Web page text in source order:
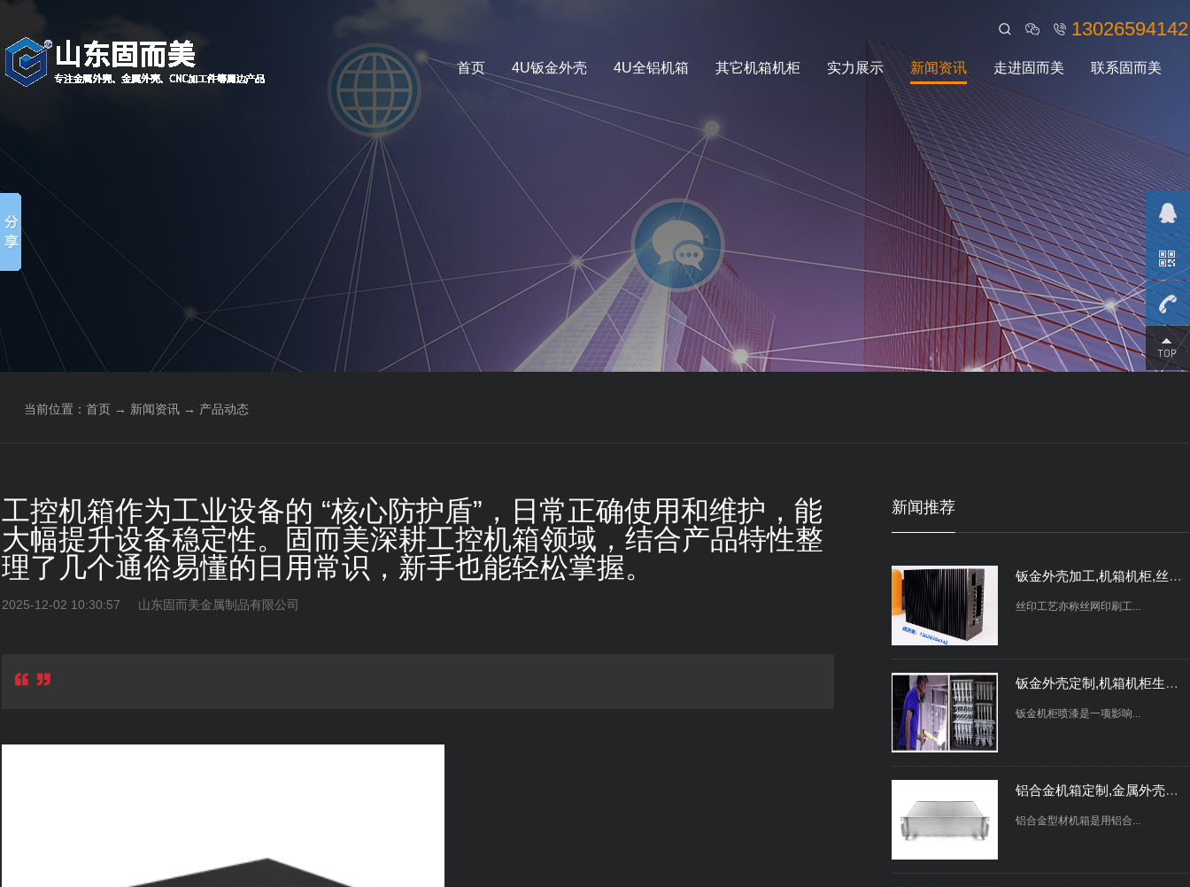
首页 4U钣金外壳 4U全铝机箱 其它机箱机柜 实力展示 新闻资讯 走进固而美 联系固而美
13026594142
当前位置： 首页 → 新闻资讯 → 产品动态
工控机箱作为工业设备的 “核心防护盾”，日常正确使用和维护，能
大幅提升设备稳定性。固而美深耕工控机箱领域，结合产品特性整
理了几个通俗易懂的日用常识，新手也能轻松掌握。
2025-12-02 10:30:57 山东固而美金属制品有限公司
新闻推荐
钣金加工是钣金技术人员...
钣金加工工厂,电子产品外壳,串口服务器外壳定制
串口服务器是一种转换器...
全铝壳体,铝合金电子电源控制箱,铝合金的材质5大优势！